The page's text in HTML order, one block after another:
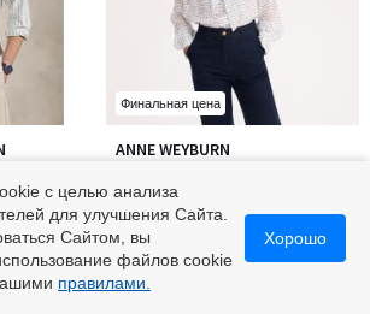
Кастом
Финальная цена
ANNE WEYBURN
(лавальер) в горошек и
длинными рукавами
9000 ₽-20%
7200 ₽
с целью анализа
для улучшения Сайта.
Сайтом, вы
файлов cookie
правилами.
Хорошо